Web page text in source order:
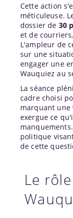
Cette action
méticuleuse.
dossier de 30
et de
L'ampleur de
sur une
engager une
Wauquiez au
La séance
cadre choisi
marquant une
exergue ce
politique
de cette
Le